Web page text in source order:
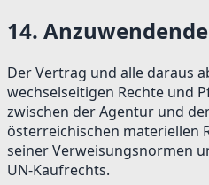
14.
Der Vertrag und alle daraus
wechselseitigen Rechte und
zwischen der Agentur und
österreichischen materiellen
seiner Verweisungsnormen
UN-Kaufrechts.